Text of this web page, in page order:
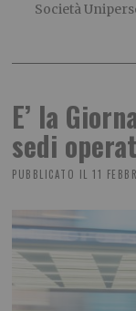
Società
E’ la
sedi
PUBBLICATO IL 11